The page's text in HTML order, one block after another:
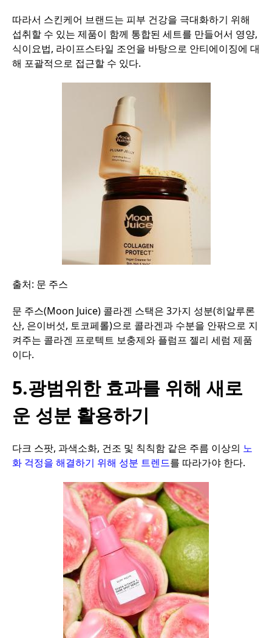
따라서 스킨케어 브랜드는 피부 건강을 극대화하기 위해
섭취할 수 있는 제품이 함께 통합된 세트를 만들어서 영양,
식이요법, 라이프스타일 조언을 바탕으로 안티에이징에 대
해 포괄적으로 접근할 수 있다.
출처: 문 주스
문 주스(Moon Juice) 콜라겐 스택은 3가지 성분(히알루론
산, 은이버섯, 토코페롤)으로 콜라겐과 수분을 안팎으로 지
켜주는 콜라겐 프로텍트 보충제와 플럼프 젤리 세럼 제품
이다.
5.광범위한 효과를 위해 새로
운 성분 활용하기
다크 스팟, 과색소화, 건조 및 칙칙함 같은 주름 이상의 노
화 걱정을 해결하기 위해 성분 트렌드를 따라가야 한다.